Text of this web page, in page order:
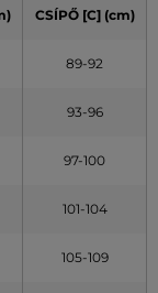
CSÍPŐ[C] (cm)
89-92
93-96
97-100
101-104
105-109